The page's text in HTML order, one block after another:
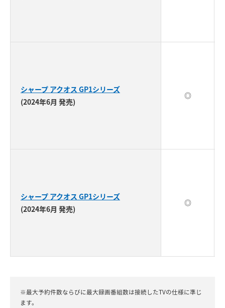
シャープ アクオス GP1シリーズ
(2024年6月 発売)
◎
シャープ アクオス GP1シリーズ
(2024年6月 発売)
◎
※最大予約件数ならびに最大録画番組数は接続したTVの仕様に準じ
ます。